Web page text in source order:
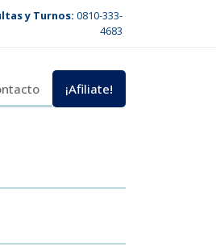
y Turnos: 0810-333-
4683
¡Afiliate!